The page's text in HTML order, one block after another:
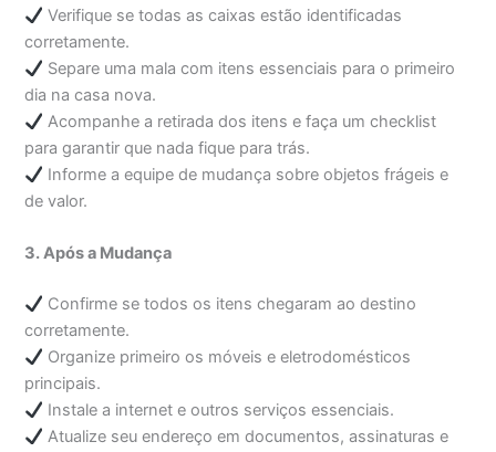
Verifique se todas as caixas estão identificadas
corretamente.
Separe uma mala com itens essenciais para o primeiro
dia na casa nova.
Acompanhe a retirada dos itens e faça um checklist
para garantir que nada fique para trás.
Informe a equipe de mudança sobre objetos frágeis e
de valor.
3. Após a Mudança
Confirme se todos os itens chegaram ao destino
corretamente.
Organize primeiro os móveis e eletrodomésticos
principais.
Instale a internet e outros serviços essenciais.
Atualize seu endereço em documentos, assinaturas e